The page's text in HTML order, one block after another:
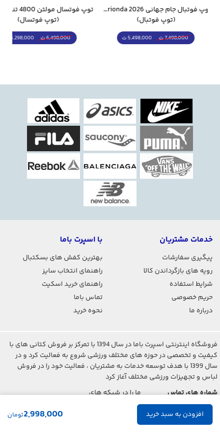
2,998,000تومان
باشه
توضیحات
چاپطرحجديد برجستهطلقي
زيرهلاستيك چيريكيقالب وارداتي
با استر راحتي
پا
تمامدوردوخت فابريك
(توپ فوتسال)
6,498,000 ت 5,298,000 ت
(قمقمه و فلاسک)
2,498,000 ت 1,798,000 ت
خدمات مشتریان
پیگیری سفارشات
رویه های بازگرداندن کالا
شرایط استفاده
حریم خصوصی
درباره ما
با اسپرت باما
بهترین کفش های بسکتبال
راهنمای انتخاب سایز
راهنمای خرید اسکیت
تماس باما
نحوه خرید
فروشگاه اینترنتی اسپرت باما در سال 1394 با تمرکز بر فروش کتانی های با
کیفیت و تخصصی در حوزه های مختلف ورزشی شروع به فعالیت کرد و در
سال 1399 با هدف توسعه خدمات به مشتریان ، فعالیت خود را در فروش
لباس و تجهیزات ورزشی مختلف آغاز کرد
شماره های تماس
021-2842-7275
ما را در شبکه های
اجتماعی دنبال کنید